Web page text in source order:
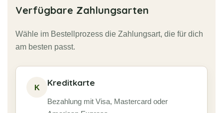
Verfügbare Zahlungsarten
Wähle im Bestellprozess die Zahlungsart, die für dich
am besten passt.
K Kreditkarte
Bezahlung mit Visa, Mastercard oder